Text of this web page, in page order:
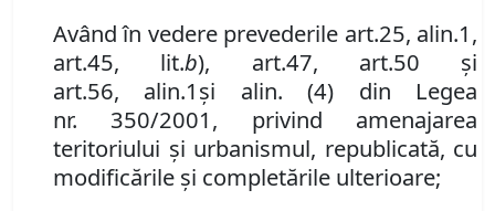
Având în vedere prevederile art.25, alin.1,
art.45, lit.b), art.47, art.50 şi
art.56, alin.1şi alin. (4) din Legea
nr. 350/2001, privind amenajarea
teritoriului şi urbanismul, republicată, cu
modificările și completările ulterioare;